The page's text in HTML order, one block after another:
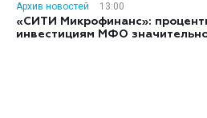
Архив новостей
13:00
«СИТИ Микрофинанс»:
инвестициям МФО